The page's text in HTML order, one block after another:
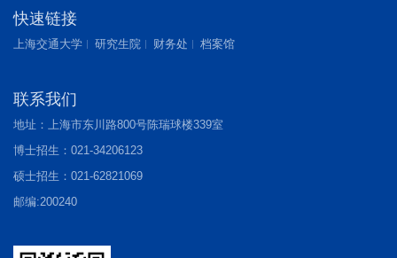
快速链接
上海交通大学 研究生院 财务处 档案馆
联系我们
地址：上海市东川路800号陈瑞球楼339室
博士招生：021-34206123
硕士招生：021-62821069
邮编:200240